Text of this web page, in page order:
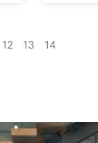
12 13 14